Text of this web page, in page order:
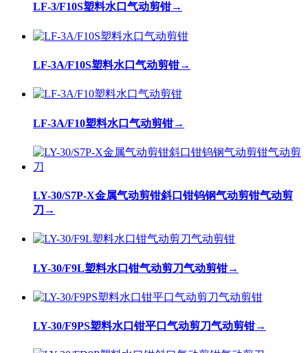
LF-3/F10S塑料水口气动剪钳→
LF-3A/F10S塑料水口气动剪钳→
LF-3A/F10塑料水口气动剪钳→
LY-30/S7P-X金属气动剪钳斜口钳钨钢气动剪钳气动剪
刀 →
LY-30/F9L塑料水口钳气动剪刀气动剪钳→
LY-30/F9PS塑料水口钳平口气动剪刀气动剪钳→